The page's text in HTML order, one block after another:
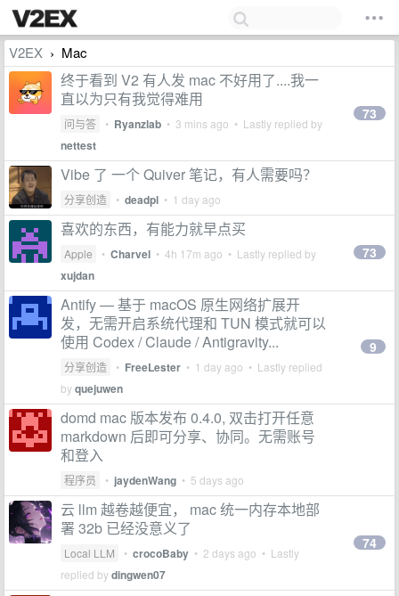
V2EX › Mac
终于看到 V2 有人发 mac 不好用了....我一
直以为只有我觉得难用
问与答 • Ryanzlab • 3 mins ago • Lastly replied by
nettest
73
Vibe 了 一个 Quiver 笔记，有人需要吗？
分享创造 • deadpl • 1 day ago
喜欢的东西，有能力就早点买
Apple • Charvel • 4h 17m ago • Lastly replied by
xujdan
73
Antify — 基于 macOS 原生网络扩展开
发，无需开启系统代理和 TUN 模式就可以
使用 Codex / Claude / Antigravity...
分享创造 • FreeLester • 1 day ago • Lastly replied
byquejuwen
9
domd mac 版本发布 0.4.0, 双击打开任意
markdown 后即可分享、协同。无需账号
和登入
程序员 • jaydenWang • 5 days ago
云 llm 越卷越便宜， mac 统一内存本地部
署 32b 已经没意义了
Local LLM • crocoBaby • 2 days ago • Lastly
replied bydingwen07
74